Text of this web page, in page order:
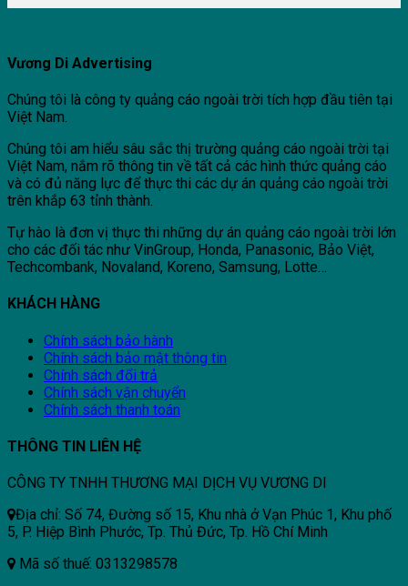
Vương Di Advertising
Chúng tôi là công ty quảng cáo ngoài trời tích hợp đầu tiên tại
Việt Nam.
Chúng tôi am hiểu sâu sắc thị trường quảng cáo ngoài trời tại
Việt Nam, nắm rõ thông tin về tất cả các hình thức quảng cáo
và có đủ năng lực để thực thi các dự án quảng cáo ngoài trời
trên khắp 63 tỉnh thành.
Tự hào là đơn vị thực thi những dự án quảng cáo ngoài trời lớn
cho các đối tác như VinGroup, Honda, Panasonic, Bảo Việt,
Techcombank, Novaland, Koreno, Samsung, Lotte…
KHÁCH HÀNG
Chính sách bảo hành
Chính sách bảo mật thông tin
Chính sách đổi trả
Chính sách vận chuyển
Chính sách thanh toán
THÔNG TIN LIÊN HỆ
CÔNG TY TNHH THƯƠNG MẠI DỊCH VỤ VƯƠNG DI
Địa chỉ: Số 74, Đường số 15, Khu nhà ở Vạn Phúc 1, Khu phố
5, P. Hiệp Bình Phước, Tp. Thủ Đức, Tp. Hồ Chí Minh
Mã số thuế: 0313298578